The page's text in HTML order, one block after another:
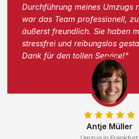
Antje Müller
Durchführung meines Umzugs
war das Team professionell,
äußerst freundlich. Sie haben
stressfrei und reibungslos
Dank für den tollen Service!"